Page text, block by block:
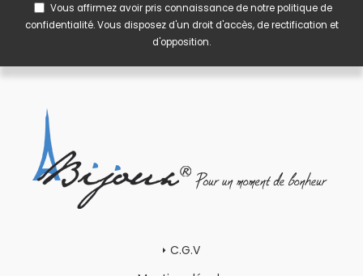
Vous affirmez avoir pris connaissance de notrepolitique de
confidentialité. Vous disposez d'un droit d'accès, de rectification et
d'opposition.
C.G.V